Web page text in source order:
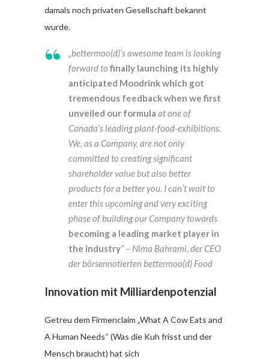
damals noch privaten Gesellschaft bekannt
wurde.
„bettermoo(d)’s awesome team is looking
forward to finally launching its highly
anticipated Moodrink which got
tremendous feedback when we first
unveiled our formula at one of
Canada’s leading plant-food-exhibitions.
We, as a Company, are not only
committed to creating significant
shareholder value but also better
products for a better you. I can’t wait to
enter this upcoming and very exciting
phase of building our Company towards
becoming a leading market player in
the industry“ – Nima Bahrami, der CEO
der börsennotierten bettermoo(d) Food
Innovation mit Milliardenpotenzial
Getreu dem Firmenclaim „What A Cow Eats and
A Human Needs“ (Was die Kuh frisst und der
Mensch braucht) hat sich